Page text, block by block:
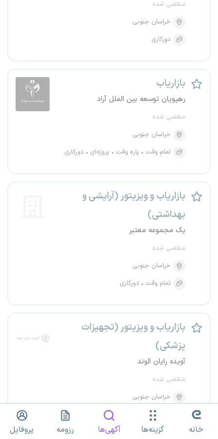
منقضی شده
خراسان جنوبی
دورکاری
بازاریاب
رهپویان توسعه بین الملل آراد
منقضی شده
خراسان جنوبی
تمام وقت
پاره وقت پروژه‌ای دورکاری
بازاریاب و ویزیتور (آرایشی و
بهداشتی)
یک مجموعه معتبر
منقضی شده
خراسان جنوبی
تمام وقت
دورکاری
بازاریاب و ویزیتور (تجهیزات
پزشکی)
آویده رایان الوند
منقضی شده
خراسان جنوبی
تمام وقت
خانه گزینه‌ها آگهی‌ها رزومه پروفایل